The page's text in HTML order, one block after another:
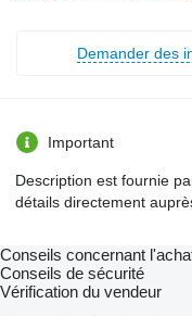
Demander des
Important
Description est fournie
détails directement
Conseils concernant
Conseils de sécurité
Vérification du vendeur